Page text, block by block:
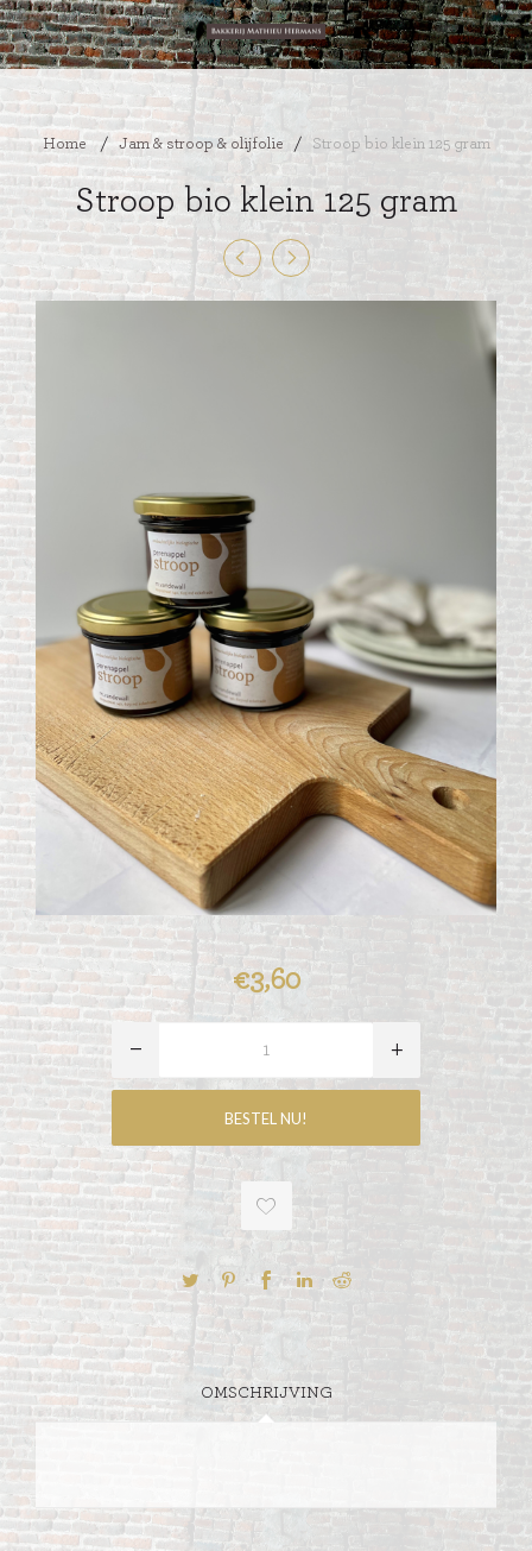
Home / Jam & stroop & olijfolie / Stroop bio klein 125 gram
Stroop bio klein 125 gram
€3,60
OMSCHRIJVING